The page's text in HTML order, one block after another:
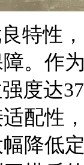
性，
。作
度达
配性
降低